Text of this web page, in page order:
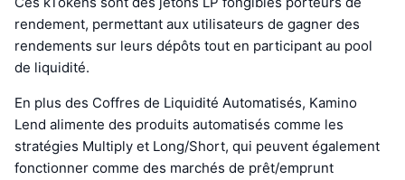
rendement, permettant aux utilisateurs de gagner des
rendements sur leurs dépôts tout en participant au pool
de liquidité.
En plus des Coffres de Liquidité Automatisés, Kamino
Lend alimente des produits automatisés comme les
stratégies Multiply et Long/Short, qui peuvent également
fonctionner comme des marchés de prêt/emprunt